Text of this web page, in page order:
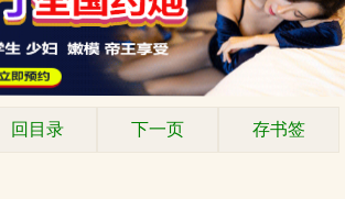
回目录 下一页 存书签